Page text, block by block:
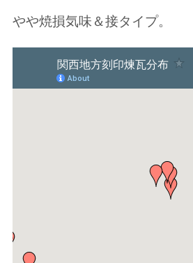
やや焼損気味＆接タイプ。